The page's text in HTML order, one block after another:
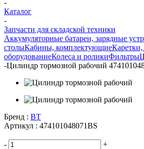
-
Каталог
-
Запчасти для складской техники
Аккумуляторные батареи, зарядные
столыКабины, комплектующие
оборудованиеКолеса и роликиФильтры
-Цилиндр тормозной рабочий
Бренд : BT
Артикул : 474101048071BS
-
+